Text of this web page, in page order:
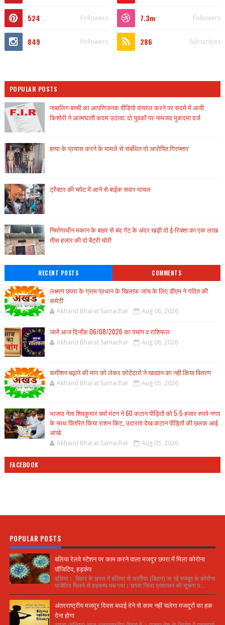
524 Followers 7.3m Followers
849 Followers 286 Subscribes
POPULAR POSTS
नाबालिग बच्ची का आपत्तिजनक वीडियो वायरल करने पर सदमे में आयी
किशोरी ने आत्मघाती कदम उठाया; दो युवकों पर नामजद मुकदमा दर्ज
हत्या के प्रयास करने के मामले से संबंधित दो आरोपित गिरफ्तार
ट्रैक्टर की चपेट में आने से बाईक सवार घायल
निर्माणाधीन मकान के बाहर से बंद गेट के अंदर खड़ी दो ई-रिक्शा का एक लाख
तीस हजार की दो बैट्री चोरी
RECENT POSTS COMMENTS
लक्ष्मण छपरा के ग्राम प्रधान के खिलाफ जांच के लिए डीएम ने गठित की
कमेटी
Akhand Bharat Samachar Aug 06, 2026
जानें आज दिनाँक 06/08/2026 का पंचांग व राशिफल
Akhand Bharat Samachar Aug 06, 2026
कमीशन बढ़ाने की मांग को लेकर कोटेदारों ने खाद्यान का नही किया वितरण
Akhand Bharat Samachar Aug 05, 2026
भाजपा नेता शिवकुमार वर्मा मंटन ने 60 कटान पीड़ितों को 5-5 हजार रुपये नगद
के साथ वितरित किया राशन किट, उदारता देख कटान पीड़ितों की छलक आई
आंखे
Akhand Bharat Samachar Aug 05, 2026
FACEBOOK
POPULAR POSTS
बलिया रेलवे स्टेशन पर काम करने वाला मजदूर छपरा में मिला कोरोना
पॉजिटिव, हड़कंप
बलिया। बिहार के छपरा में बलिया से अररिया (बिहार) जा रहे मजदूर के कोरोना
पाजेटिव मिलने से हड़कम्प मच गया। छपरा जिला प्रशासन की सूचना प...
अंतरराष्ट्रीय मजदूर दिवस बधाई देने से काम नहीं चलेगा मजदूरों का हक
देना होगा